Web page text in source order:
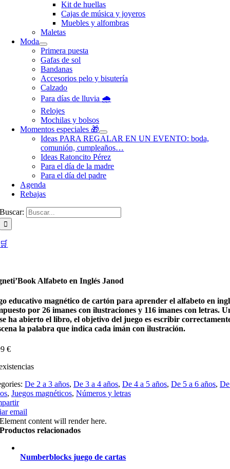
Kit de huellas
Cajas de música y joyeros
Muebles y alfombras
Maletas
Moda
Primera puesta
Gafas de sol
Bandanas
Accesorios pelo y bisutería
Calzado
Para días de lluvia 🌧️
Relojes
Mochilas y bolsos
Momentos especiales 🎁
Ideas PARA REGALAR EN UN EVENTO: boda,
comunión, cumpleaños…
Ideas Ratoncito Pérez
Para el día de la madre
Para el día del padre
Agenda
Rebajas
Buscar:
🛒
Alfabeto en Inglés Janod
educativo magnético de cartón para aprender el alfabeto en
por 26 imanes con ilustraciones y 116 imanes con letras.
ha abierto el libro, el objetivo del juego es escribir
la palabra que indica cada imán con ilustración.
€
De 2 a 3 años, De 3 a 4 años, De 4 a 5 años, De 5 a 6 años,
, Juegos magnéticos, Números y letras
email
Element content will render here.
Productos relacionados
Numberblocks juego de cartas